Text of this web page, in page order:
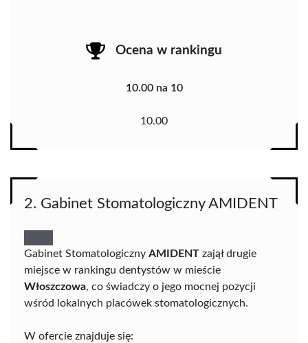
Ocena w rankingu
10.00 na 10
10.00
2. Gabinet Stomatologiczny AMIDENT
Gabinet Stomatologiczny AMIDENT zajął drugie
miejsce w rankingu dentystów w mieście
Włoszczowa, co świadczy o jego mocnej pozycji
wśród lokalnych placówek stomatologicznych.
W ofercie znajduje się: